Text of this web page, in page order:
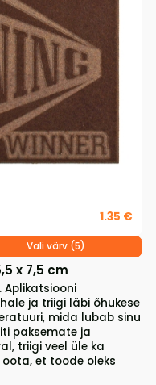
x 7,5 cm
ja triigi läbi õhukese
mida lubab sinu
paksemate ja
triigi veel üle ka
et toode oleks
1.35 €
Vali värv (5)